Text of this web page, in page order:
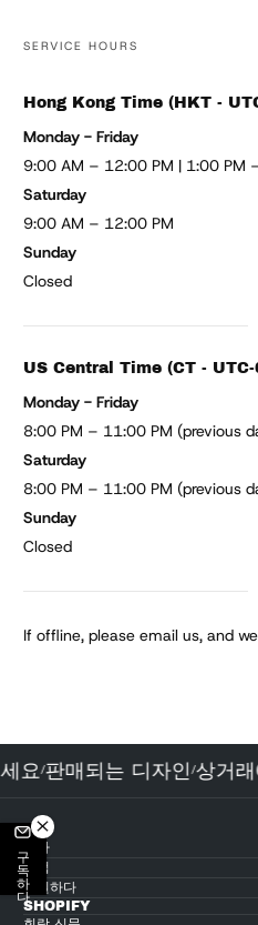
SERVICE HOURS
Hong Kong Time (HKT -
Monday - Friday
9:00 AM – 12:00 PM | 1:00 PM
Saturday
9:00 AM – 12:00 PM
Sunday
Closed
US Central Time (CT - UTC-
Monday - Friday
8:00 PM – 11:00 PM (previous
Saturday
8:00 PM – 11:00 PM (previous
Sunday
Closed
If offline, please email us, and
세요/판매되는 디자인/상거
테마
산업
지원하다
SHOPIFY
구독하다